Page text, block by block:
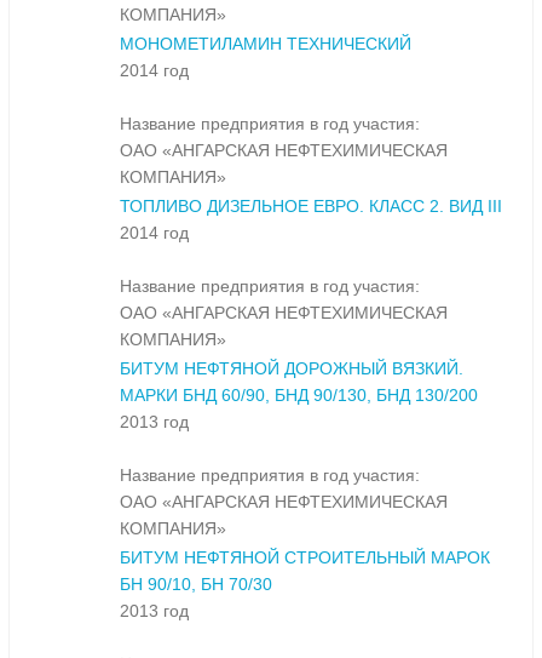
КОМПАНИЯ»
МОНОМЕТИЛАМИН ТЕХНИЧЕСКИЙ
2014 год
Название предприятия в год участия:
ОАО «АНГАРСКАЯ НЕФТЕХИМИЧЕСКАЯ
КОМПАНИЯ»
ТОПЛИВО ДИЗЕЛЬНОЕ ЕВРО. КЛАСС 2. ВИД III
2014 год
Название предприятия в год участия:
ОАО «АНГАРСКАЯ НЕФТЕХИМИЧЕСКАЯ
КОМПАНИЯ»
БИТУМ НЕФТЯНОЙ ДОРОЖНЫЙ ВЯЗКИЙ.
МАРКИ БНД 60/90, БНД 90/130, БНД 130/200
2013 год
Название предприятия в год участия:
ОАО «АНГАРСКАЯ НЕФТЕХИМИЧЕСКАЯ
КОМПАНИЯ»
БИТУМ НЕФТЯНОЙ СТРОИТЕЛЬНЫЙ МАРОК
БН 90/10, БН 70/30
2013 год